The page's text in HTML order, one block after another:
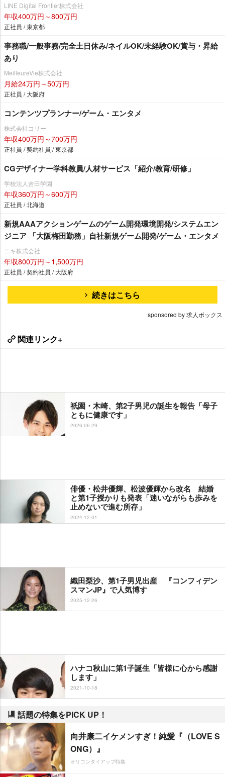
LINE Digital Frontier株式会社
年収400万円～800万円
正社員 / 東京都
事務職/一般事務/完全土日休み/ネイルOK/未経験OK/賞与・昇給
あり
MeilleureVie株式会社
月給24万円～50万円
正社員 / 大阪府
コンテンツプランナー/ゲーム・エンタメ
株式会社コリー
年収400万円～700万円
正社員 / 契約社員 / 東京都
CGデザイナー学科教員/人材サービス「紹介/教育/研修」
学校法人吉田学園
年収360万円～600万円
正社員 / 北海道
新規AAAアクションゲームのゲーム開発環境開発/システムエン
ジニア 「大阪梅田勤務」自社新規ゲーム開発/ゲーム・エンタメ
ニキ株式会社
年収800万円～1,500万円
正社員 / 契約社員 / 大阪府
続きはこちら
sponsored by 求人ボックス
関連リンク+
祇園・木崎、第2子男児の誕生を報告「母子
ともに健康です」
2026-06-29
俳優・松井優輝、松波優輝から改名 結婚
と第1子授かりも発表「迷いながらも歩みを
止めないで進む所存」
2024-12-01
織田梨沙、第1子男児出産 『コンフィデン
スマンJP』で人気博す
2025-12-26
ハナコ秋山に第1子誕生「皆様に心から感謝
します」
2021-10-18
話題の特集をPICK UP！
向井康二イケメンすぎ！純愛『（LOVE S
ONG）』
オリコンタイアップ特集